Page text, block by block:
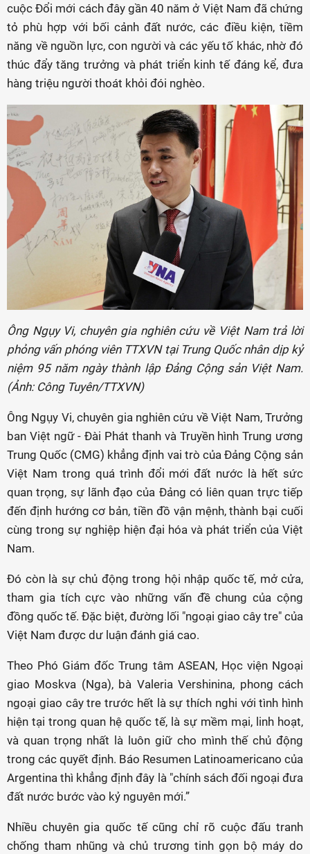
cuộc Đổi mới cách đây gần 40 năm ở Việt Nam đã chứng
tỏ phù hợp với bối cảnh đất nước, các điều kiện, tiềm
năng về nguồn lực, con người và các yếu tố khác, nhờ đó
thúc đẩy tăng trưởng và phát triển kinh tế đáng kể, đưa
hàng triệu người thoát khỏi đói nghèo.
Ông Ngụy Vi, chuyên gia nghiên cứu về Việt Nam trả lời
phỏng vấn phóng viên TTXVN tại Trung Quốc nhân dịp kỷ
niệm 95 năm ngày thành lập Đảng Cộng sản Việt Nam.
(Ảnh: Công Tuyên/TTXVN)
Ông Ngụy Vi, chuyên gia nghiên cứu về Việt Nam, Trưởng
ban Việt ngữ - Đài Phát thanh và Truyền hình Trung ương
Trung Quốc (CMG) khẳng định vai trò của Đảng Cộng sản
Việt Nam trong quá trình đổi mới đất nước là hết sức
quan trọng, sự lãnh đạo của Đảng có liên quan trực tiếp
đến định hướng cơ bản, tiền đồ vận mệnh, thành bại cuối
cùng trong sự nghiệp hiện đại hóa và phát triển của Việt
Nam.
Đó còn là sự chủ động trong hội nhập quốc tế, mở cửa,
tham gia tích cực vào những vấn đề chung của cộng
đồng quốc tế. Đặc biệt, đường lối "ngoại giao cây tre" của
Việt Nam được dư luận đánh giá cao.
Theo Phó Giám đốc Trung tâm ASEAN, Học viện Ngoại
giao Moskva (Nga), bà Valeria Vershinina, phong cách
ngoại giao cây tre trước hết là sự thích nghi với tình hình
hiện tại trong quan hệ quốc tế, là sự mềm mại, linh hoạt,
và quan trọng nhất là luôn giữ cho mình thế chủ động
trong các quyết định. Báo Resumen Latinoamericano của
Argentina thì khẳng định đây là "chính sách đối ngoại đưa
đất nước bước vào kỷ nguyên mới.”
Nhiều chuyên gia quốc tế cũng chỉ rõ cuộc đấu tranh
chống tham nhũng và chủ trương tinh gọn bộ máy do